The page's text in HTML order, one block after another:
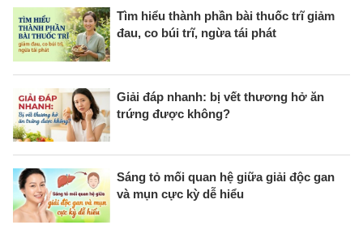
Tìm hiểu thành phần bài thuốc trĩ giảm
đau, co búi trĩ, ngừa tái phát
Giải đáp nhanh: bị vết thương hở ăn
trứng được không?
Sáng tỏ mối quan hệ giữa giải độc gan
và mụn cực kỳ dễ hiểu